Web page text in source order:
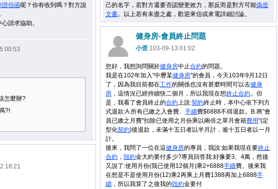
證信函呢？你有收到嗎？對方說
請求協助。
00:53
怎麼辦?
?!
己的名字，若對方還要否認變更效力，那反而是對方可能偽造
文書。以上若有未盡之處，歡迎來信或來電詳細討論。
健身房-會員終止問題
小歪 103-09-13 01:02
您好，我想詢問關於健身房中止合約的問題。
我是在102年加入"中壢某健身房"的會員，今天103年9月12日
了，因為我目前都在工作的關係也沒有甚麼時間可以去健身
房 ，這情況已經持續快二個月，所以我現在想終止合約。但
是，我看了會員終止的合約上說:契約終止時，本中心依下列方
式退款:A.所有已繳之入會費、 手續費$6888不得退款。B.將"會
員已繳之月費"扣除已使用之月份乘以兩倍之單月會籍費用"(定
型化契約)後退款，未滿十五日者以半月計，逾十五日者以一月
計。
後來，我問了一位在這健身房的專員，我說:如果我現在要終止
合約 ， 毀約金大約要付多少?專員回答我:好像要3、4萬，然後
又說了:使用月份(我已使用12個月)乘2+6888手續費。後來我
在想是不是使用月份(12)乘2再乘上月費1388再加上6888手
續 ，所以我算了之後我的毀約金要付
18:21